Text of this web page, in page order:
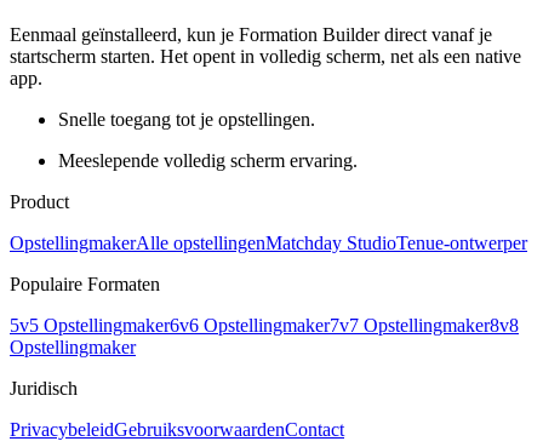
Eenmaal geïnstalleerd, kun je Formation Builder direct vanaf je
startscherm starten. Het opent in volledig scherm, net als een native
app.
Snelle toegang tot je opstellingen.
Meeslepende volledig scherm ervaring.
Product
OpstellingmakerAlle opstellingenMatchday StudioTenue-ontwerper
Populaire Formaten
5v5 Opstellingmaker6v6 Opstellingmaker7v7 Opstellingmaker8v8
Opstellingmaker
Juridisch
PrivacybeleidGebruiksvoorwaardenContact